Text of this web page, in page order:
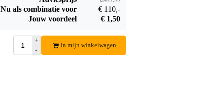
Innox HNL-10-
10M-BK zwart
breed, 10m lengte
Bestel mee
Nu als combinatie voor
€ 110,-
Jouw voordeel
€ 1,50
+
-
In mijn winkelwagen